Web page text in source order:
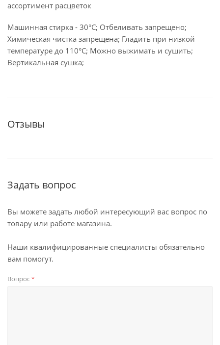
ассортимент расцветок
Машинная стирка - 30°C; Отбеливать запрещено;
Химическая чистка запрещена; Гладить при низкой
температуре до 110°С; Можно выжимать и сушить;
Вертикальная сушка;
Отзывы
Задать вопрос
Вы можете задать любой интересующий вас вопрос по
товару или работе магазина.
Наши квалифицированные специалисты обязательно
вам помогут.
Вопрос*